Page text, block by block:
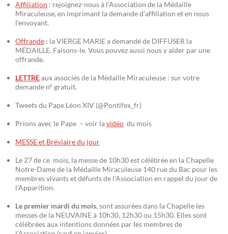
Affiliation : rejoignez-nous à l’Association de la Médaille
Miraculeuse, en imprimant la demande d’affiliation et en nous
l’envoyant.
Offrande : la VIERGE MARIE a demandé de DIFFUSER la
MÉDAILLE. Faisons-le. Vous pouvez aussi nous y aider par une
offrande.
LETTREaux associés de la Médaille Miraculeuse : sur votre
demande n° gratuit.
Tweets du Pape Léon XIV (@Pontifex_fr)
Prions avec le Pape – voir lavidéo du mois
MESSE et Bréviaire du jour
Le 27 de ce mois, la messe de 10h30 est célébrée en la Chapelle
Notre-Dame de la Médaille Miraculeuse 140 rue du Bac pour les
membres vivants et défunts de l’Association en rappel du jour de
l’Apparition.
Le premier mardi du mois, sont assurées dans la Chapelle les
messes de la NEUVAINE à 10h30, 12h30 ou 15h30. Elles sont
célébrées aux intentions données par les membres de